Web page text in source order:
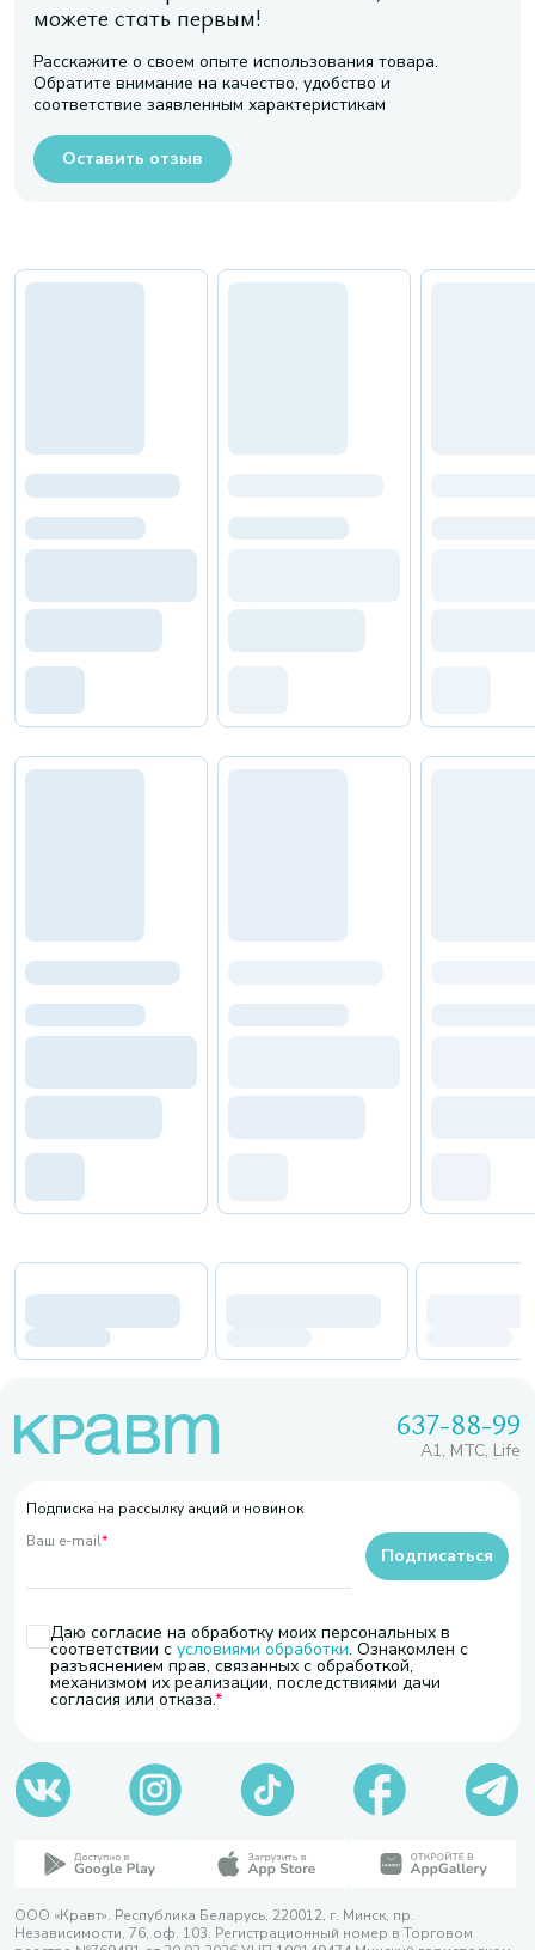
можете стать первым!
Расскажите о своем опыте использования товара.
Обратите внимание на качество, удобство и
соответствие заявленным характеристикам
Оставить отзыв
637-88-99
A1, МТС, Life
Подписка на рассылку акций и новинок
Ваш e-mail*
Даю согласие на обработку моих персональных в
соответствии с условиями обработки. Ознакомлен с
разъяснением прав, связанных с обработкой,
механизмом их реализации, последствиями дачи
согласия или отказа.
Подписаться
ООО «Кравт». Республика Беларусь, 220012, г. Минск, пр.
Независимости, 76, оф. 103. Регистрационный номер в Торговом